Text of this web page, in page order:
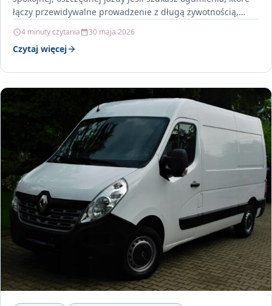
łączy przewidywalne prowadzenie z długą żywotnością,
4 minuty czytania 30 maja 2026
Czytaj więcej